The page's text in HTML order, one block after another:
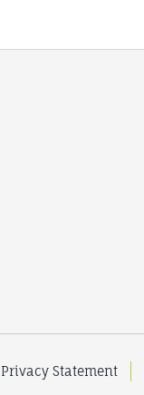
Privacy Statement